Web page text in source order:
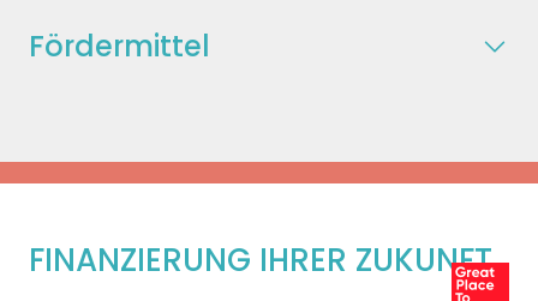
Fördermittel
FINANZIERUNG IHRER ZUKUNFT